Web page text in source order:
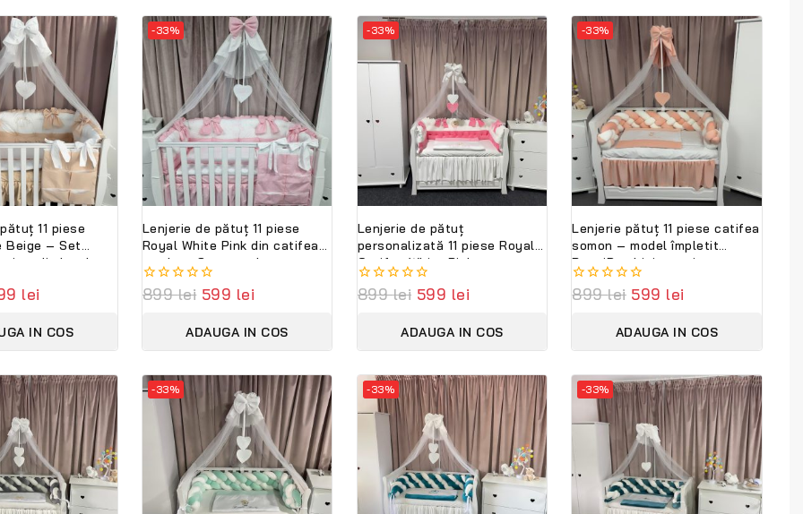
11 piese
Beige – Set
din bumbac
cu nume –
lei
IN COS
-33%
Lenjerie de pătuț 11 piese
Royal White Pink din catifea
moale – Set complet
personalizabil , design
elegant PeppiBambini
0
899lei 599 lei
ADAUGA IN COS
-33%
Lenjerie de pătuț
personalizată 11 piese Royal
Catifea White Pink
PeppiBambini – eleganță
pentru bebeluși, broderie
0
899lei 599 lei
ADAUGA IN COS
-33%
Lenjerie pătuț 11 piese catifea
somon – model împletit
PeppiBambini, premium,
0
899lei 599 lei
ADAUGA IN COS
-33% -33% -33%